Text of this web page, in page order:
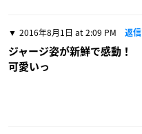
2016年8月1日 at 2:09 PM 返信
ジャージ姿が新鮮で感動！
可愛いっ